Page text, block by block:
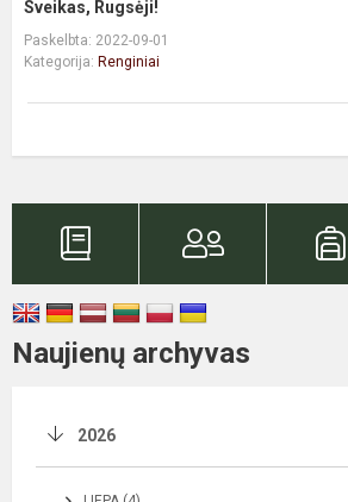
Sveikas, Rugsėji!
Paskelbta: 2022-09-01
Kategorija: Renginiai
Naujienų archyvas
2026